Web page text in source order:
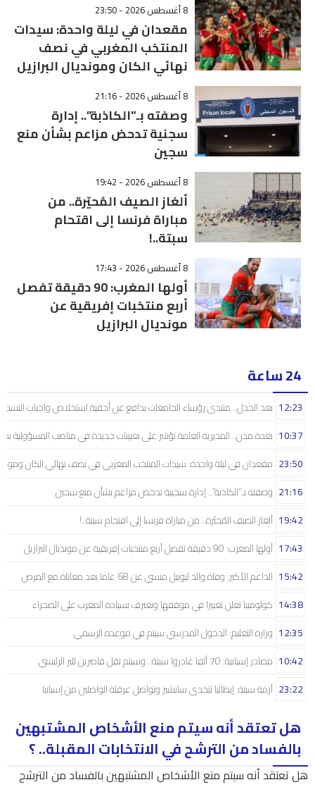
8 أغسطس 2026 - 23:50
مقعدان في ليلة واحدة: سيدات
المنتخب المغربي في نصف
نهائي الكان ومونديال البرازيل
8 أغسطس 2026 - 21:16
وصفته بـ”الكاذبة”.. إدارة
سجنية تدحض مزاعم بشأن منع
سجين
8 أغسطس 2026 - 19:42
ألغاز الصيف المُحيّرة.. من
مباراة فرنسا إلى اقتحام
سبتة..!
8 أغسطس 2026 - 17:43
أولها المغرب: 90 دقيقة تفصل
أربع منتخبات إفريقية عن
مونديال البرازيل
24 ساعة
بعد الجدل.. منتدى رؤساء الجامعات يدافع عن أحقية استخلاص واجبات التسجيل 12:23
بعدة مدن.. المديرية العامة تؤشر على تعيينات جديدة في مناصب المسؤولية 10:37
مقعدان في ليلة واحدة: سيدات المنتخب المغربي في نصف نهائي الكان 23:50
وصفته بـ”الكاذبة”.. إدارة سجنية تدحض مزاعم بشأن منع سجين 21:16
ألغاز الصيف المُحيّرة.. من مباراة فرنسا إلى اقتحام سبتة..! 19:42
أولها المغرب: 90 دقيقة تفصل أربع منتخبات إفريقية عن مونديال البرازيل 17:43
الداعم الأكبر: وفاة والد ليونيل ميسي عن 68 عاما بعد معاناة مع المرض 15:42
كولومبيا تعلن تغييرا في موقفها وتعترف بسيادة المغرب على الصحراء 14:38
وزارة التعليم: الدخول المدرسي سیتم في موعده الرسمي 12:35
مصادر إسبانية: 70 ألفا غادروا سبتة.. وسيتم نقل قاصرين للبر الرئيسي 10:42
أزمة سبتة: إيطاليا تتحدى سانشيز وتواصل عرقلة الواصلين من إسبانيا 23:22
هل تعتقد أنه سيتم منع الأشخاص المشتبهين
بالفساد من الترشح في الانتخابات المقبلة.. ؟
هل تعتقد أنه سيتم منع الأشخاص المشتبهين بالفساد من الترشح